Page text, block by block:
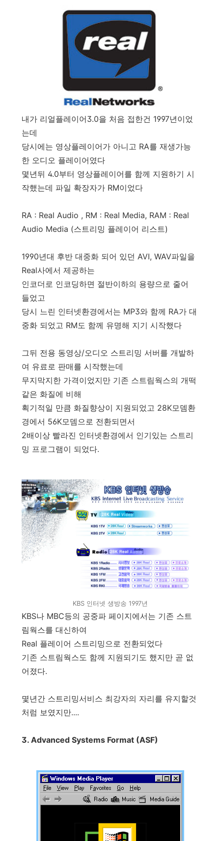
내가 리얼플레이어3.0을 처음 접한건 1997년이었
는데
당시에는 영상플레이어가 아니고 RA를 재생가능
한 오디오 플레이어였다
몇년뒤 4.0부터 영상플레이어를 함께 지원하기 시
작했는데 파일 확장자가 RM이었다
RA : Real Audio , RM : Real Media, RAM : Real
Audio Media (스트리밍 플레이어 리스트)
1990년대 후반 대중화 되어 있던 AVI, WAV파일을
Real사에서 제공하는
인코더로 인코딩하면 절반이하의 용량으로 줄어
들었고
당시 느린 인터넷환경에서는 MP3와 함께 RA가 대
중화 되었고 RM도 함께 유명해 지기 시작했다
그뒤 전용 동영상/오디오 스트리밍 서버를 개발하
여 유료로 판매를 시작했는데
무지막지한 가격이었지만 기존 스트림웍스의 개떡
같은 화질에 비해
획기적일 만큼 화질향상이 지원되었고 28K모뎀환
경에서 56K모뎀으로 전환되면서
2배이상 빨라진 인터넷환경에서 인기있는 스트리
밍 프로그램이 되었다.
KBS 인터넷 생방송 1997년
KBS나 MBC등의 공중파 페이지에서는 기존 스트
림웍스를 대신하여
Real 플레이어 스트리밍으로 전환되었다
기존 스트림웍스도 함께 지원되기도 했지만 곧 없
어졌다.
몇년간 스트리밍서비스 최강자의 자리를 유지할것
처럼 보였지만....
3. Advanced Systems Format (ASF)